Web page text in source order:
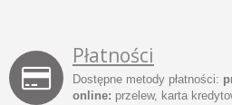
Płatności
Dostępne metody płatności:
online: przelew, karta